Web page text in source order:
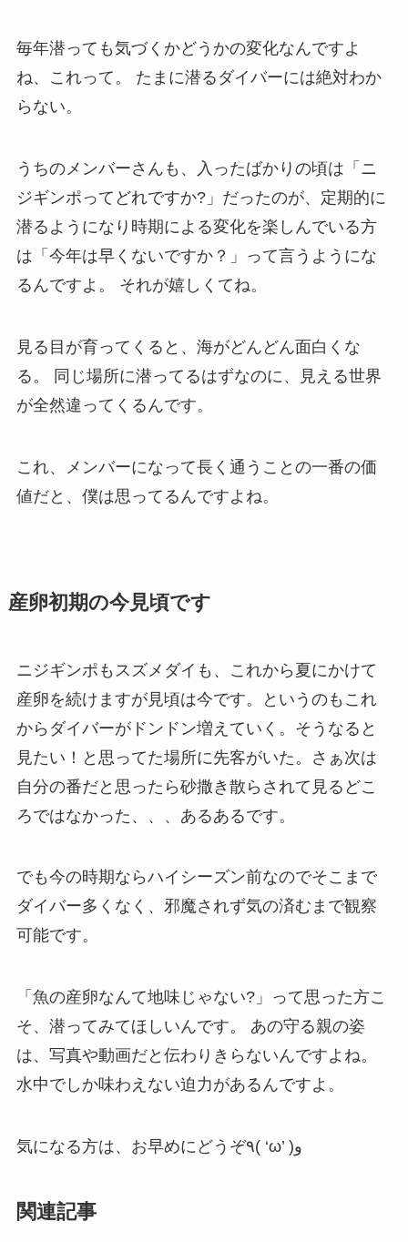
毎年潜っても気づくかどうかの変化なんですよ
ね、これって。 たまに潜るダイバーには絶対わか
らない。
うちのメンバーさんも、入ったばかりの頃は「ニ
ジギンポってどれですか?」だったのが、定期的に
潜るようになり時期による変化を楽しんでいる方
は「今年は早くないですか？」って言うようにな
るんですよ。 それが嬉しくてね。
見る目が育ってくると、海がどんどん面白くな
る。 同じ場所に潜ってるはずなのに、見える世界
が全然違ってくるんです。
これ、メンバーになって長く通うことの一番の価
値だと、僕は思ってるんですよね。
産卵初期の今見頃です
ニジギンポもスズメダイも、これから夏にかけて
産卵を続けますが見頃は今です。というのもこれ
からダイバーがドンドン増えていく。そうなると
見たい！と思ってた場所に先客がいた。さぁ次は
自分の番だと思ったら砂撒き散らされて見るどこ
ろではなかった、、、あるあるです。
でも今の時期ならハイシーズン前なのでそこまで
ダイバー多くなく、邪魔されず気の済むまで観察
可能です。
「魚の産卵なんて地味じゃない?」って思った方こ
そ、潜ってみてほしいんです。 あの守る親の姿
は、写真や動画だと伝わりきらないんですよね。
水中でしか味わえない迫力があるんですよ。
気になる方は、お早めにどうぞ٩( ‘ω’ )و
関連記事